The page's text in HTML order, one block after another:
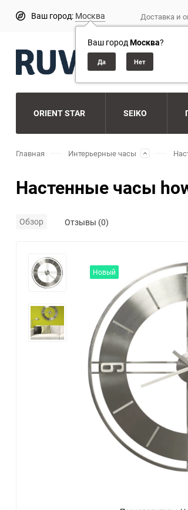
Ваш город: Москва
Ваш городМосква?
Доставка и
ORIENT STAR SEIKO
Главная Интерьерные часы
Настенные часы
Обзор Отзывы (0)
Новый